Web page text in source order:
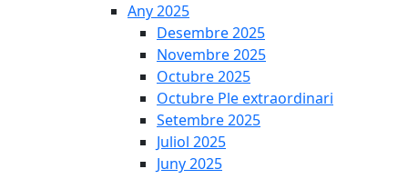
Any 2025
Desembre 2025
Novembre 2025
Octubre 2025
Octubre Ple extraordinari
Setembre 2025
Juliol 2025
Juny 2025